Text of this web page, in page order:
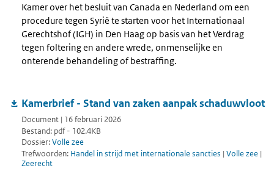
Kamer over het besluit van Canada en Nederland om een
procedure tegen Syrië te starten voor het Internationaal
Gerechtshof (IGH) in Den Haag op basis van het Verdrag
tegen foltering en andere wrede, onmenselijke en
onterende behandeling of bestraffing.
Kamerbrief - Stand van zaken aanpak schaduwvloot
Document | 16 februari 2026
Bestand: pdf - 102.4KB
Dossier:Volle zee
Trefwoorden: Handel in strijd met internationale sancties | Volle zee |
Zeerecht